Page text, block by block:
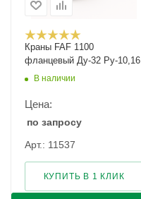
Краны FAF 1100
фланцевый Ду-32 Ру-10,16
В наличии
Цена:
по запросу
Арт.: 11537
КУПИТЬ В 1 КЛИК